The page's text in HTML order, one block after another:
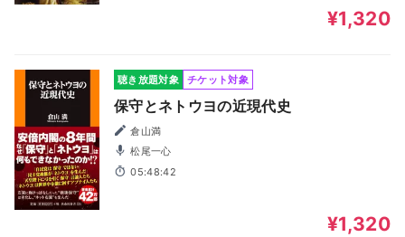
¥1,320
聴き放題対象 チケット対象
保守とネトウヨの近現代史
倉山満
松尾一心
05:48:42
¥1,320